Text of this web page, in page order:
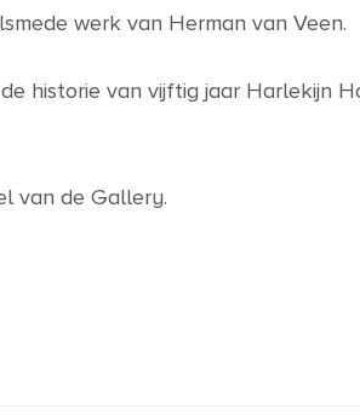
werk van Herman van Veen.
historie van vijftig jaar Harlekijn
van de Gallery.